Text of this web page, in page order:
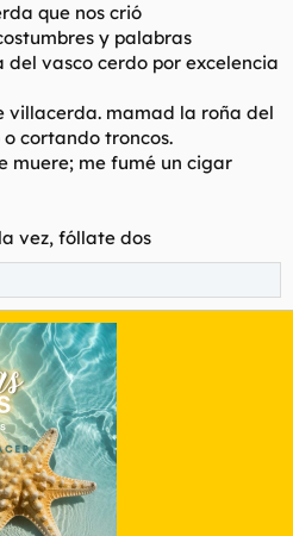
que nos crió
y palabras
vasco cerdo por excelencia
villacerda. mamad la roña del
cortando troncos.
muere; me fumé un cigar
vez, fóllate dos